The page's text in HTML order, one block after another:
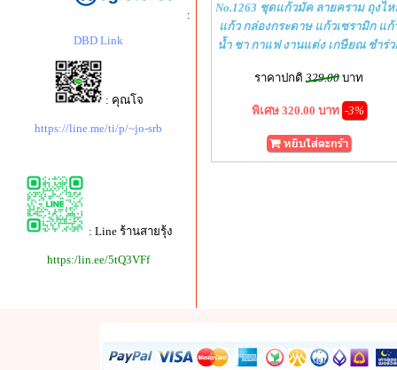
:
DBD Link
: คุณโจ
https://line.me/ti/p/~jo-srb
: Line ร้านสายรุ้ง
https:/lin.ee/5tQ3VFf
No.1263 ชุดแก้วมัค ลายคราม ถุงไ
แก้ว กล่องกระดาษ แก้วเซรามิก แก้
น้ำ ชา กาแฟ งานแต่ง เกษียณ ชำร่ว
ราคาปกติ 329.00 บาท
พิเศษ 320.00 บาท -3%